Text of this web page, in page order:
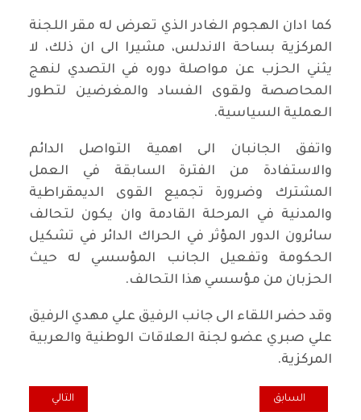
كما ادان الهجوم الغادر الذي تعرض له مقر اللجنة
المركزية بساحة الاندلس، مشيرا الى ان ذلك، لا
يثني الحزب عن مواصلة دوره في التصدي لنهج
المحاصصة ولقوى الفساد والمغرضين لتطور
العملية السياسية.
واتفق الجانبان الى اهمية التواصل الدائم
والاستفادة من الفترة السابقة في العمل
المشترك وضرورة تجميع القوى الديمقراطية
والمدنية في المرحلة القادمة وان يكون لتحالف
سائرون الدور المؤثر في الحراك الدائر في تشكيل
الحكومة وتفعيل الجانب المؤسسي له حيث
الحزبان من مؤسسي هذا التحالف.
وقد حضر اللقاء الى جانب الرفيق علي مهدي الرفيق
علي صبري عضو لجنة العلاقات الوطنية والعربية
المركزية.
المقال السابق: رائد فهمي يوضح: المفاوضات مستمرة ومن السابق
السابق المقال التالي:
التالي